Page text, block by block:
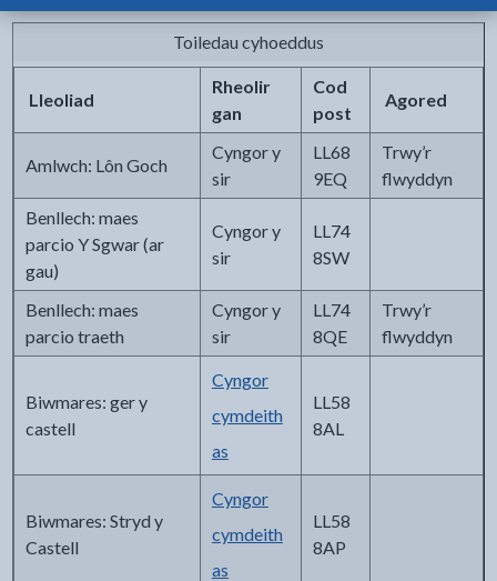
Toiledau cyhoeddus
Lleoliad
Rheolir
gan
Cod
post
Agored
Amlwch: Lôn Goch
Cyngor y
sir
LL68
9EQ
Trwy’r
flwyddyn
Benllech: maes
parcio Y Sgwar (ar
gau)
Cyngor y
sir
LL74
8SW
Benllech: maes
parcio traeth
Cyngor y
sir
LL74
8QE
Trwy’r
flwyddyn
Biwmares: ger y
castell
Cyngor
cymdeith
as
LL58
8AL
Biwmares: Stryd y
Castell
Cyngor
cymdeith
as
LL58
8AP